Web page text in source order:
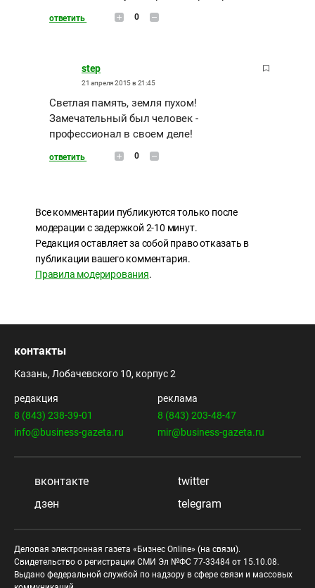
ответить 0
step
21 апреля 2015 в 21:45
Светлая память, земля пухом!
Замечательный был человек -
профессионал в своем деле!
ответить 0
Все комментарии публикуются только после
модерации с задержкой 2-10 минут.
Редакция оставляет за собой право отказать в
публикации вашего комментария.
Правила модерирования.
контакты
Казань, Лобачевского 10, корпус 2
редакция
8 (843) 238-39-01
info@business-gazeta.ru
реклама
8 (843) 203-48-47
mir@business-gazeta.ru
вконтакте
twitter
дзен
telegram
Деловая электронная газета «Бизнес Online» (на связи).
Свидетельство о регистрации СМИ Эл №ФС 77-33484 от 15.10.08.
Выдано федеральной службой по надзору в сфере связи и массовых